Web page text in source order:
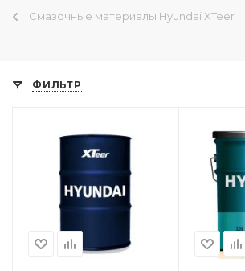
Смазочные материалы Hyundai XTeer
ФИЛЬТР